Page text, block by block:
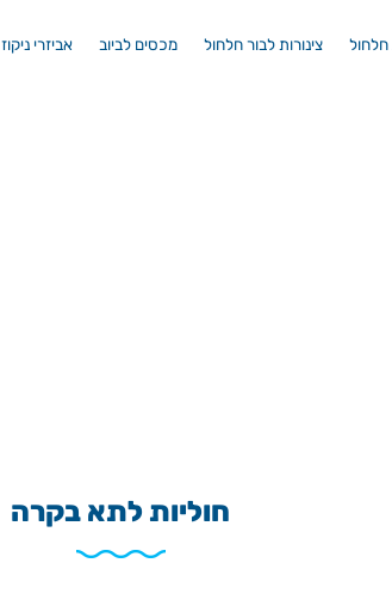
חלחול צינורות לבור חלחול מכסים לביוב אביזרי ניקוז
חוליות לתא בקרה